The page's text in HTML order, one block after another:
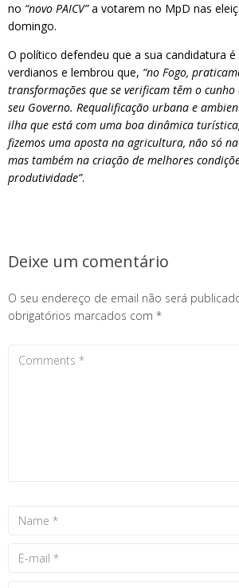
no “novo PAICV”a votarem no MpD nas
domingo.
O político defendeu que a sua candidatura
verdianos e lembrou que, “no Fogo,
transformações que se verificam têm o
seu Governo. Requalificação urbana e
ilha que está com uma boa dinâmica
fizemos uma aposta na agricultura, não só
mas também na criação de melhores
produtividade”.
Deixe um comentário
O seu endereço de email não será
obrigatórios marcados com *